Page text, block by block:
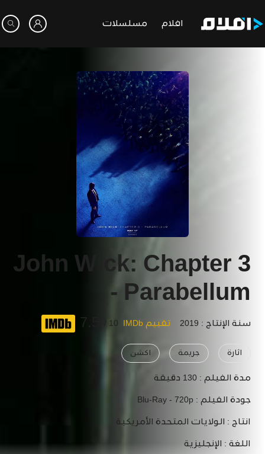
افلام مسلسلات
John Wick: Chapter 3
- Parabellum
سنة الإنتاج : 2019 تقييم IMDb 10 /
7.5
اثارة جريمة اكشن
مدة الفيلم : 130 دقيقة
جودة الفيلم : Blu-Ray - 720p
انتاج : الولايات المتحدة الأمريكية
اللغة : الإنجليزية